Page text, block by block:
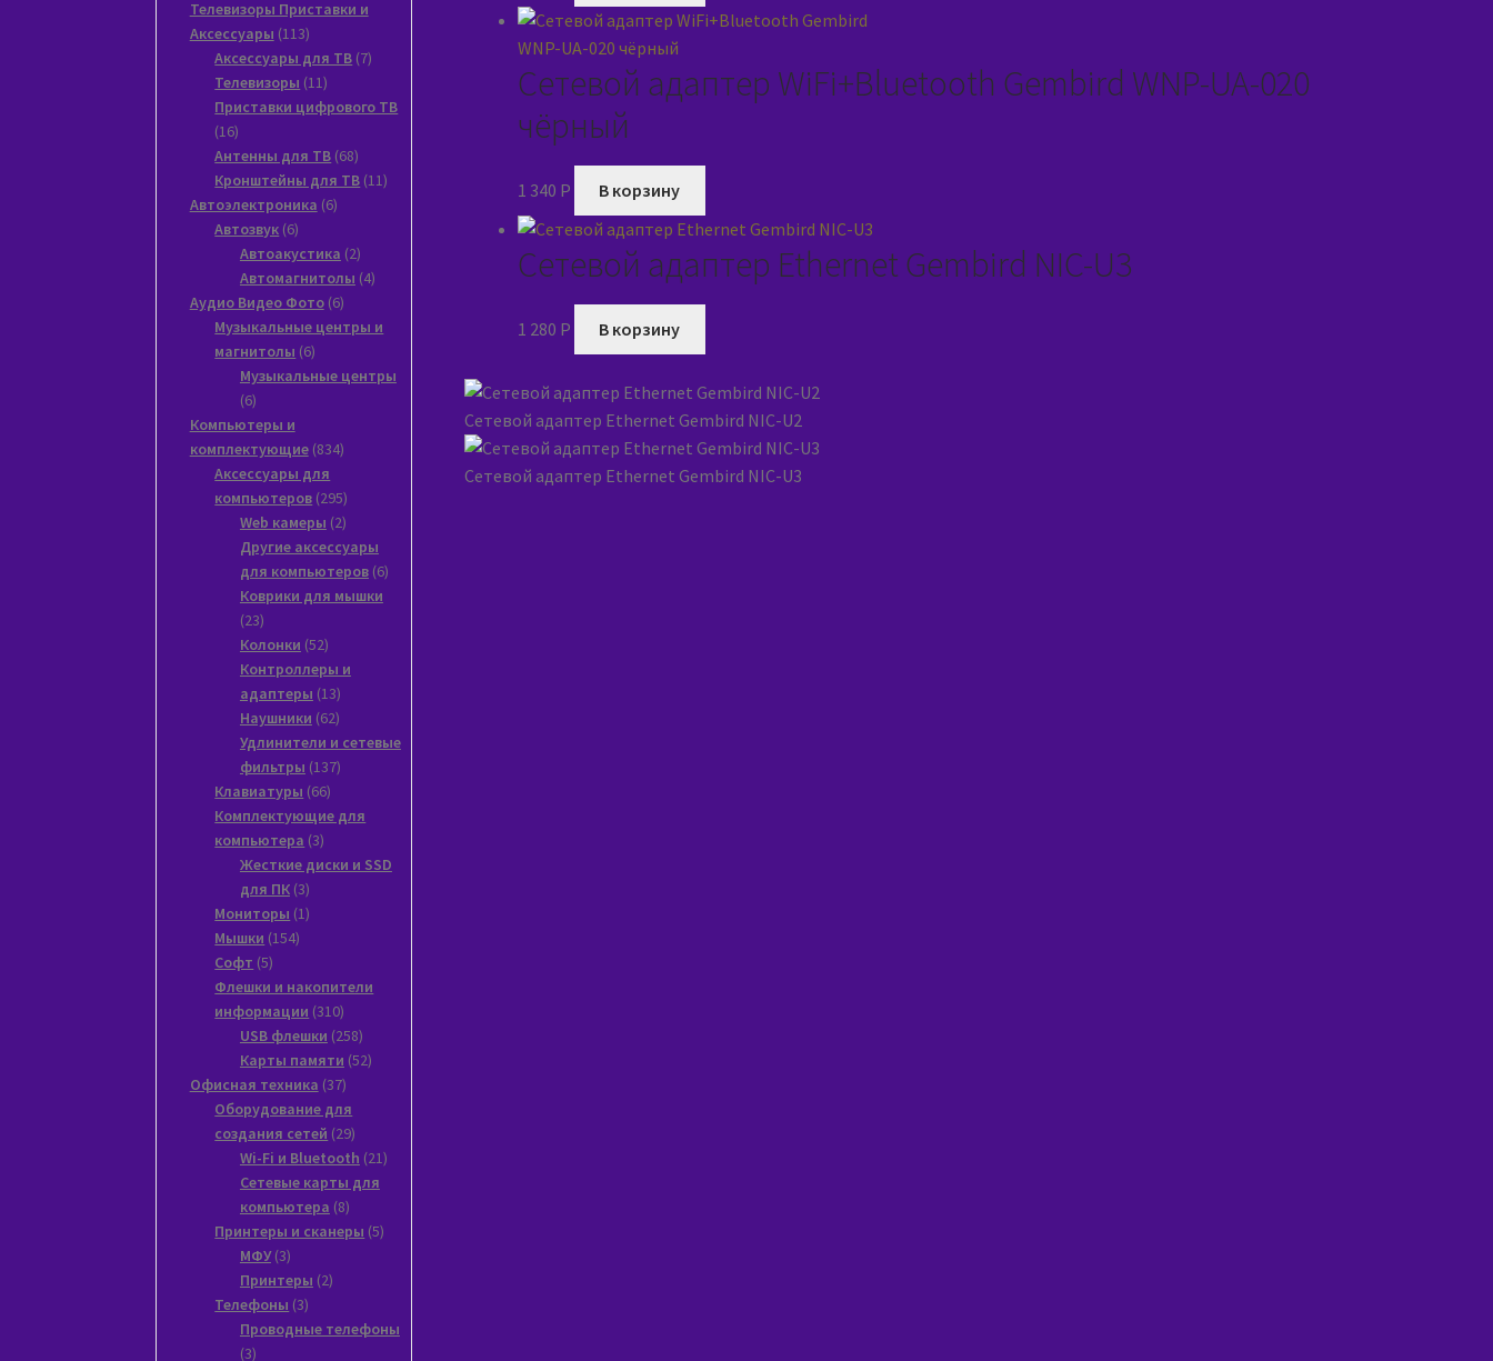
Сетевой адаптер WiFi+Bluetooth Gembird WNP-UA-020
чёрный
1 340 P В корзину
Сетевой адаптер Ethernet Gembird NIC-U3
1 280 P В корзину
Сетевой адаптер Ethernet Gembird NIC-U2
Сетевой адаптер Ethernet Gembird NIC-U3
товаров
Телевизоры Приставки и
Аксессуары 113113
товаров
Аксессуары для ТВ 77
Телевизоры 1111
товаров
Приставки цифрового ТВ
1616
товаров
Антенны для ТВ 6868
товаров
Кронштейны для ТВ 1111
Автоэлектроника 66
Автозвук 66
товаров
Автоакустика 22
товара
Автомагнитолы 44
Аудио Видео Фото 66
товаров
Музыкальные центры и
магнитолы 66
товаров
Музыкальные центры
66
товаров
Компьютеры и
комплектующие 834834
Аксессуары для
компьютеров 295295
товаров
Web камеры 22
товара
Другие аксессуары
для компьютеров 66
Коврики для мышки
2323
товара
Колонки 5252
товара
Контроллеры и
адаптеры 1313
товаров
Наушники 6262
товара
Удлинители и сетевые
фильтры 137137
Клавиатуры 6666
товаров
Комплектующие для
компьютера 33
товара
Жесткие диски и SSD
для ПК 33
товара
Мониторы 11
Мышки 154154
Софт 55
товаров
Флешки и накопители
информации 310310
товаров
USB флешки 258258
товаров
Карты памяти 5252
Офисная техника 3737
товаров
Оборудование для
создания сетей 2929
товаров
Wi-Fi и Bluetooth 2121
Сетевые карты для
компьютера 88
товаров
Принтеры и сканеры 55
МФУ 33
товара
Принтеры 22
Телефоны 33
товара
Проводные телефоны
33